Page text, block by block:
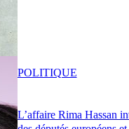
L’affaire Rima Hassan
POLITIQUE